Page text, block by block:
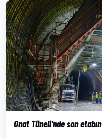
Onat Tüneli'nde son